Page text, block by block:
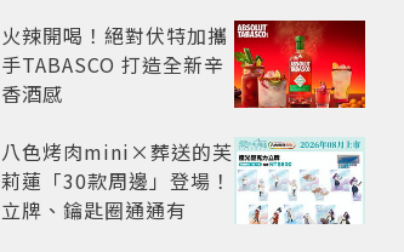
火辣開喝！絕對伏特加攜
手TABASCO 打造全新辛
香酒感
八色烤肉mini×葬送的芙
莉蓮「30款周邊」登場！
立牌、鑰匙圈通通有